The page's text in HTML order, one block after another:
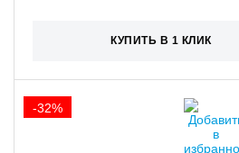
КУПИТЬ В 1 КЛИК
-32%